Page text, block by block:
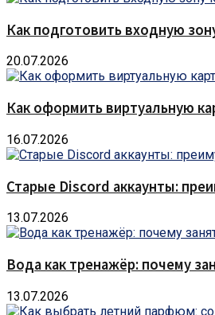
Как подготовить входную
20.07.2026
Как оформить виртуальную
16.07.2026
Старые Discord аккаунты:
13.07.2026
Вода как тренажёр: почему
13.07.2026